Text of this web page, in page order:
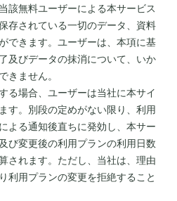
該無料ユーザーによる本サービス
存されている一切のデータ、資料
できます。ユーザーは、本項に基
及びデータの抹消について、いか
きません。
る場合、ユーザーは当社に本サイ
す。別段の定めがない限り、利用
よる通知後直ちに発効し、本サー
び変更後の利用プランの利用日数
されます。ただし、当社は、理由
利用プランの変更を拒絶すること